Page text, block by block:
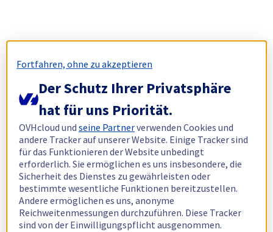
Fortfahren, ohne zu akzeptieren
Der Schutz Ihrer Privatsphäre
hat für uns Priorität.
OVHcloud undseine Partnerverwenden Cookies und
andere Tracker auf unserer Website. Einige Tracker sind
für das Funktionieren der Website unbedingt
erforderlich. Sie ermöglichen es uns insbesondere, die
Sicherheit des Dienstes zu gewährleisten oder
bestimmte wesentliche Funktionen bereitzustellen.
Andere ermöglichen es uns, anonyme
Reichweitenmessungen durchzuführen. Diese Tracker
sind von der Einwilligungspflicht ausgenommen.